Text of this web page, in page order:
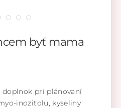
byť mama
doplnok pri plánovaní
inozitolu, kyseliny